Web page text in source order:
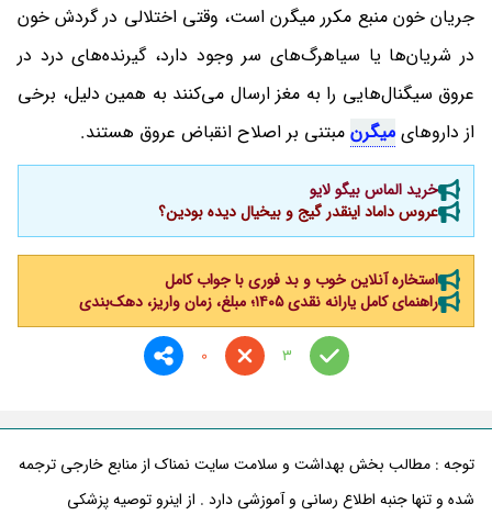
جریان خون منبع مکرر میگرن است، وقتی اختلالی در گردش خون
در شریان‌ها یا سیاهرگ‌های سر وجود دارد، گیرنده‌های درد در
عروق سیگنال‌هایی را به مغز ارسال می‌کنند به همین دلیل، برخی
از داروهای میگرن مبتنی بر اصلاح انقباض عروق هستند.
خرید الماس بیگو لایو
عروس داماد اینقدر گیج و بیخیال دیده بودین؟
استخاره آنلاین خوب و بد فوری با جواب کامل
راهنمای کامل یارانه نقدی ۱۴۰۵؛ مبلغ، زمان واریز، دهک‌بندی
3
0
توجه : مطالب بخش بهداشت و سلامت سایت نمناک از منابع خارجی ترجمه
شده و تنها جنبه اطلاع رسانی و آموزشی دارد . از اینرو توصیه پزشکی